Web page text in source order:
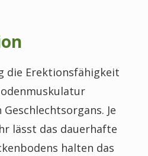
die Erektionsfähigkeit
Je
lässt das dauerhafte
halten das